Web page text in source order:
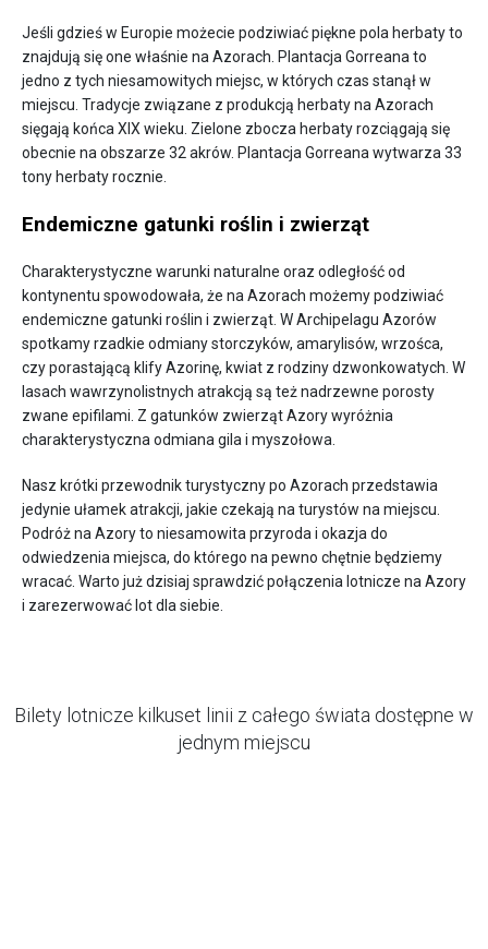
Jeśli gdzieś w Europie możecie podziwiać piękne pola herbaty to
znajdują się one właśnie na Azorach. Plantacja Gorreana to
jedno z tych niesamowitych miejsc, w których czas stanął w
miejscu. Tradycje związane z produkcją herbaty na Azorach
sięgają końca XIX wieku. Zielone zbocza herbaty rozciągają się
obecnie na obszarze 32 akrów. Plantacja Gorreana wytwarza 33
tony herbaty rocznie.
Endemiczne gatunki roślin i zwierząt
Charakterystyczne warunki naturalne oraz odległość od
kontynentu spowodowała, że na Azorach możemy podziwiać
endemiczne gatunki roślin i zwierząt. W Archipelagu Azorów
spotkamy rzadkie odmiany storczyków, amarylisów, wrzośca,
czy porastającą klify Azorinę, kwiat z rodziny dzwonkowatych. W
lasach wawrzynolistnych atrakcją są też nadrzewne porosty
zwane epifilami. Z gatunków zwierząt Azory wyróżnia
charakterystyczna odmiana gila i myszołowa.
Nasz krótki przewodnik turystyczny po Azorach przedstawia
jedynie ułamek atrakcji, jakie czekają na turystów na miejscu.
Podróż na Azory to niesamowita przyroda i okazja do
odwiedzenia miejsca, do którego na pewno chętnie będziemy
wracać. Warto już dzisiaj sprawdzić połączenia lotnicze na Azory
i zarezerwować lot dla siebie.
Bilety lotnicze kilkuset linii z całego świata dostępne w
jednym miejscu